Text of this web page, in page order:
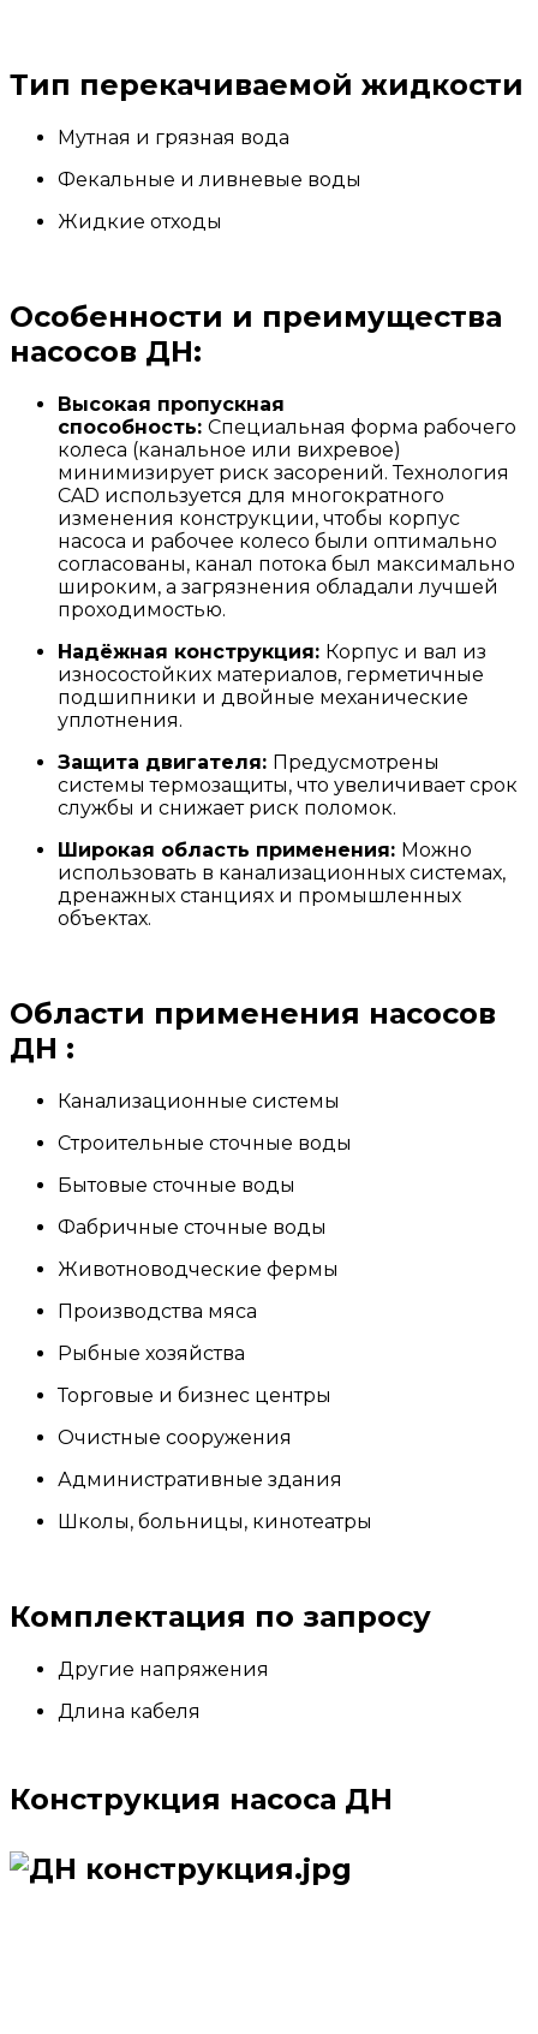
Тип перекачиваемой жидкости
Мутная и грязная вода
Фекальные и ливневые воды
Жидкие отходы
Особенности и преимущества
насосов ДН:
Высокая пропускная
способность: Специальная форма рабочего
колеса (канальное или вихревое)
минимизирует риск засорений. Технология
CAD используется для многократного
изменения конструкции, чтобы корпус
насоса и рабочее колесо были оптимально
согласованы, канал потока был максимально
широким, а загрязнения обладали лучшей
проходимостью.
Надёжная конструкция: Корпус и вал из
износостойких материалов, герметичные
подшипники и двойные механические
уплотнения.
Защита двигателя: Предусмотрены
системы термозащиты, что увеличивает срок
службы и снижает риск поломок.
Широкая область применения: Можно
использовать в канализационных системах,
дренажных станциях и промышленных
объектах.
Области применения насосов
ДН :
Канализационные системы
Строительные сточные воды
Бытовые сточные воды
Фабричные сточные воды
Животноводческие фермы
Производства мяса
Рыбные хозяйства
Торговые и бизнес центры
Очистные сооружения
Административные здания
Школы, больницы, кинотеатры
Комплектация по запросу
Другие напряжения
Длина кабеля
Конструкция насоса ДН